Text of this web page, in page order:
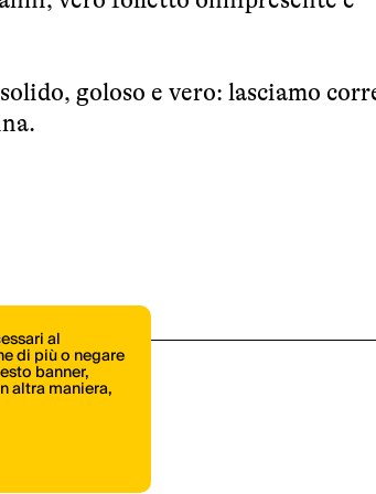
goloso e vero: lasciamo
al
di più o negare
banner,
altra maniera,